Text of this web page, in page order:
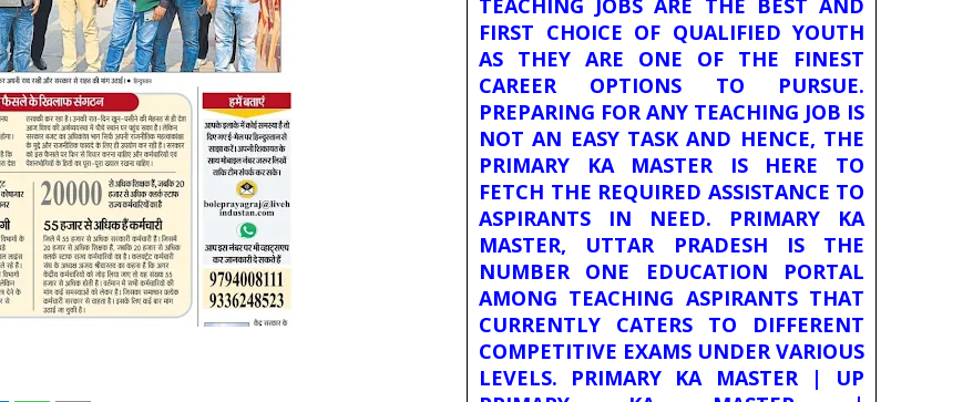
TEACHING JOBS ARE THE BEST AND
FIRST CHOICE OF QUALIFIED YOUTH
AS THEY ARE ONE OF THE FINEST
CAREER OPTIONS TO PURSUE.
PREPARING FOR ANY TEACHING JOB IS
NOT AN EASY TASK AND HENCE, THE
PRIMARY KA MASTER IS HERE TO
FETCH THE REQUIRED ASSISTANCE TO
ASPIRANTS IN NEED. PRIMARY KA
MASTER, UTTAR PRADESH IS THE
NUMBER ONE EDUCATION PORTAL
AMONG TEACHING ASPIRANTS THAT
CURRENTLY CATERS TO DIFFERENT
COMPETITIVE EXAMS UNDER VARIOUS
LEVELS. PRIMARY KA MASTER | UP